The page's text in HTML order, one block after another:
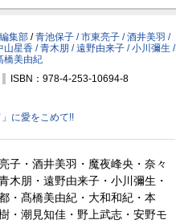
集部 /青池保子 / 市東亮子 / 酒井美羽 /
星香 / 青木朋 / 遠野由来子 / 小川彌生 /
橋美由紀
ISBN：978-4-253-10694-8
」に愛をこめて!!
子・酒井美羽・魔夜峰央・奈々
木朋・遠野由来子・小川彌生・
・髙橋美由紀・大和和紀・本
・潮見知佳・野上武志・安野モ